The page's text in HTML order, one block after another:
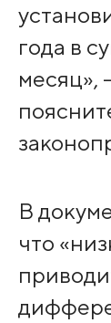
года в
месяц»,
В
что